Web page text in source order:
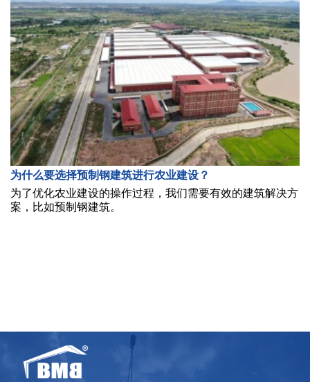
为什么要选择预制钢建筑进行农业建设？
为了优化农业建设的操作过程，我们需要有效的建筑解决方
案，比如预制钢建筑。